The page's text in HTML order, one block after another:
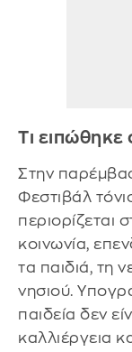
Τι
Στην
Φεστιβάλ
περιορίζεται
κοινωνία,
τα παιδιά, τη
νησιού.
παιδεία δεν
καλλιέργεια